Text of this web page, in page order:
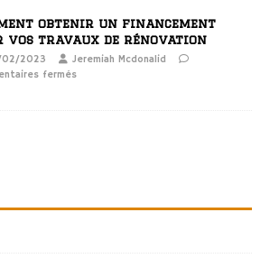
obtenir un financement
vos travaux de rénovation
2023
Jeremiah Mcdonalid
fermés